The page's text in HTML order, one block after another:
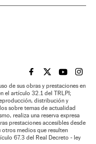
EL PAÍS BRASIL EN
EL PAÍSEL PAÍS
EL
de sus obras y prestaciones en
el artículo 32.1 del TRLPI;
distribución y
sobre temas de actualidad
realiza una reserva expresa
prestaciones accesibles desde
medios que resulten
67.3 del Real Decreto - ley